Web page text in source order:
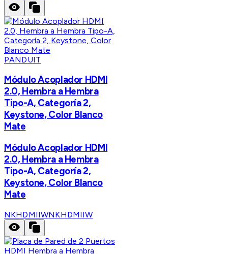
PANDUIT
Módulo Acoplador HDMI
2.0, Hembra a Hembra
Tipo-A, Categoría 2,
Keystone, Color Blanco
Mate
Módulo Acoplador HDMI
2.0, Hembra a Hembra
Tipo-A, Categoría 2,
Keystone, Color Blanco
Mate
NKHDMIIWNKHDMIIW